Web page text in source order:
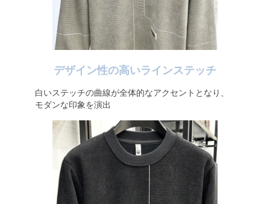
デザイン性の高いラインステッチ
白いステッチの曲線が全体的なアクセントとなり、
モダンな印象を演出